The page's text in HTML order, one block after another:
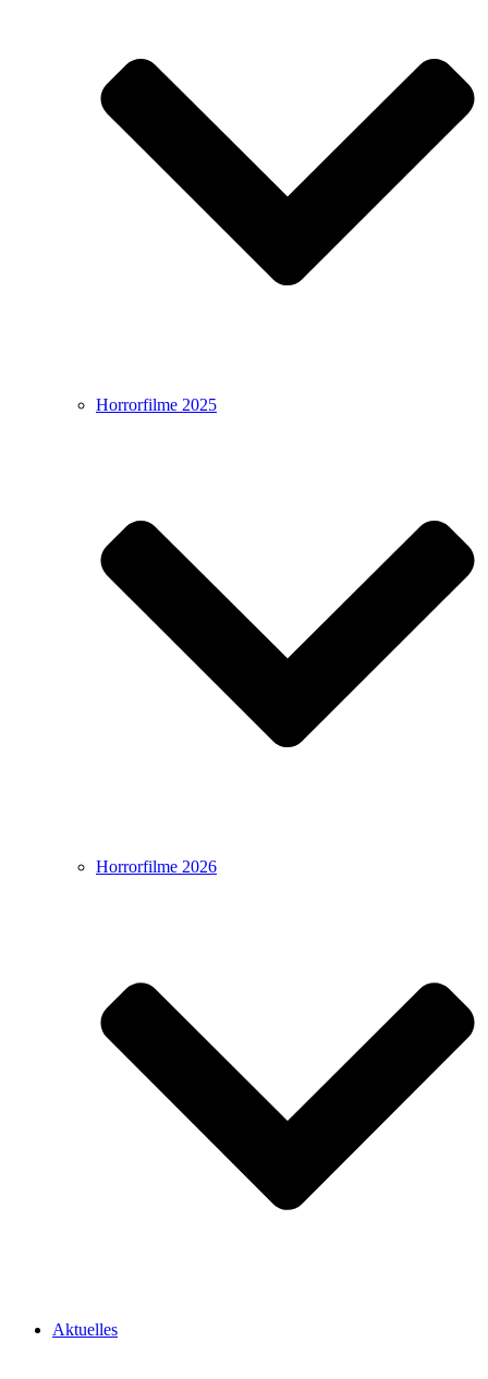
Horrorfilme 2025
Horrorfilme 2026
Aktuelles